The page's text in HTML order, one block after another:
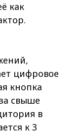
как
цифровое
кнопка
свыше
в
к 3